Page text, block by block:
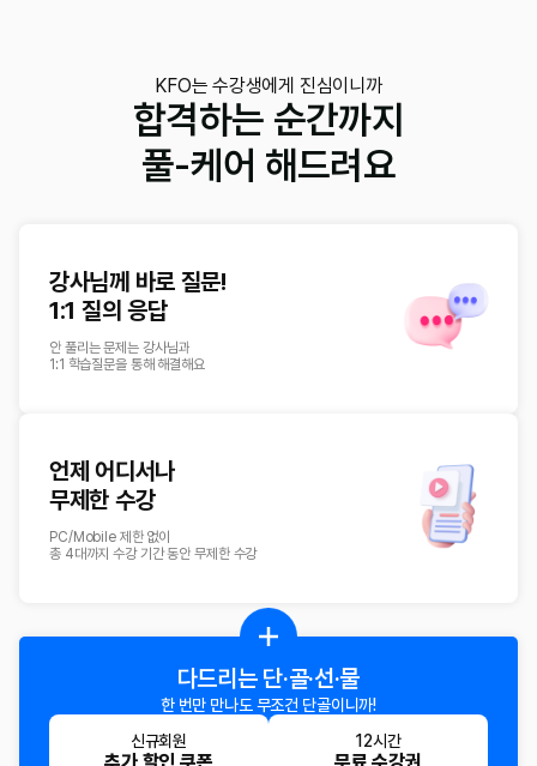
KFO는 수강생에게 진심이니까
합격하는 순간까지
풀-케어 해드려요
강사님께 바로 질문!
1:1 질의 응답
안 풀리는 문제는 강사님과
1:1 학습질문을 통해 해결해요
언제 어디서나
무제한 수강
PC/Mobile 제한 없이
총 4대까지 수강 기간 동안 무제한 수강
다드리는 단·골·선·물
한 번만 만나도무조건 단골이니까!
신규회원
12시간